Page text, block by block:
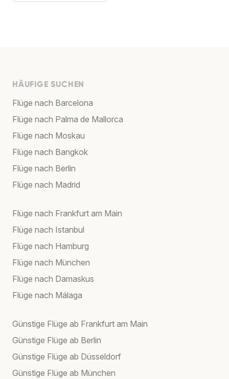
HÄUFIGE SUCHEN
Flüge nach Barcelona
Flüge nach Palma de Mallorca
Flüge nach Moskau
Flüge nach Bangkok
Flüge nach Berlin
Flüge nach Madrid
Flüge nach Frankfurt am Main
Flüge nach Istanbul
Flüge nach Hamburg
Flüge nach München
Flüge nach Damaskus
Flüge nach Málaga
Günstige Flüge ab Frankfurt am Main
Günstige Flüge ab Berlin
Günstige Flüge ab Düsseldorf
Günstige Flüge ab München